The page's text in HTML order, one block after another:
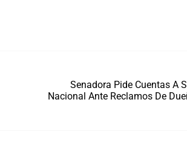
Senadora Pide Cuentas A
Nacional Ante Reclamos De